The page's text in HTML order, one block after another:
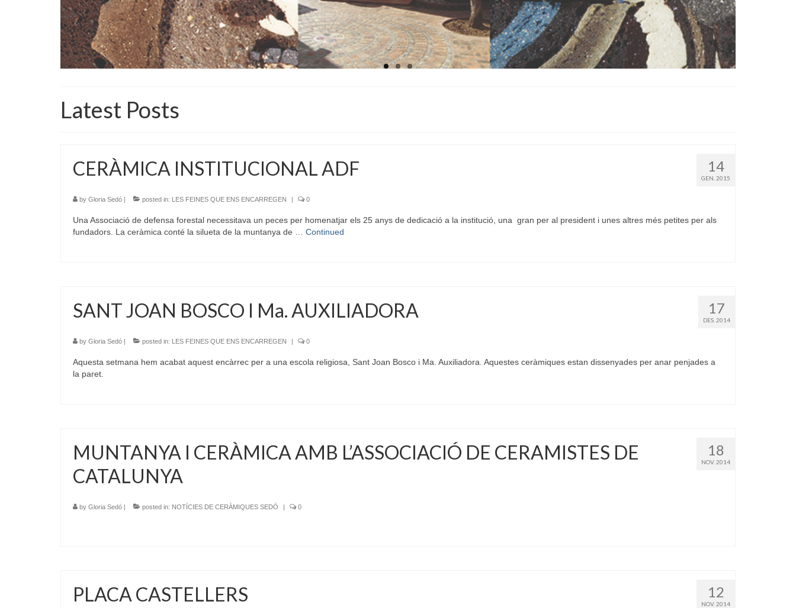
Latest Posts
14
GEN. 2015
CERÀMICA INSTITUCIONAL ADF
by Gloria Sedó | posted in: LES FEINES QUE ENS ENCARREGEN | 0
Una Associació de defensa forestal necessitava un peces per homenatjar els 25 anys de dedicació a la institució, una gran per al president i unes altres més petites per als
fundadors. La ceràmica conté la silueta de la muntanya de … Continued
17
DES. 2014
SANT JOAN BOSCO I Ma. AUXILIADORA
by Gloria Sedó | posted in: LES FEINES QUE ENS ENCARREGEN | 0
Aquesta setmana hem acabat aquest encàrrec per a una escola religiosa, Sant Joan Bosco i Ma. Auxiliadora. Aquestes ceràmiques estan dissenyades per anar penjades a
la paret.
18
NOV. 2014
MUNTANYA I CERÀMICA AMB L’ASSOCIACIÓ DE CERAMISTES DE
CATALUNYA
by Gloria Sedó | posted in: NOTÍCIES DE CERÀMIQUES SEDÓ | 0
12
NOV. 2014
PLACA CASTELLERS